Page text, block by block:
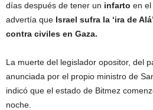
días después de tener un infarto en el
advertía que Israel sufra la ‘ira de
contra civiles en Gaza.
La muerte del legislador opositor, del
anunciada por el propio ministro de
indicó que el estado de Bitmez
noche.